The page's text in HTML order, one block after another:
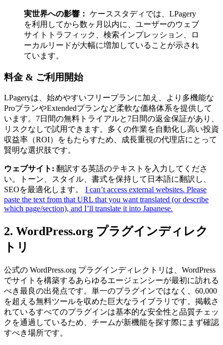
実世界への影響： ケーススタディでは、LPagery
を利用してから数ヶ月以内に、ユーザーのウェブ
サイトトラフィック、検索インプレッション、ロ
ーカルリードが大幅に増加していることが示され
ています。
料金 & ご利用開始
LPageryは、始めやすいフリープランに加え、より多機能な
ProプランやExtendedプランなど柔軟な価格体系を提供して
います。7日間の無料トライアルと7日間の返金保証があり、
リスクなしで試用できます。多くの作業を自動化し高い投資
収益率（ROI）をもたらすため、成長重視の代理店にとって
賢明な選択肢です。
ウェブサイト: 翻訳する英語のテキストを入力してくださ
い。トーン、スタイル、書式を保持して日本語に翻訳し、
SEOを最適化します。 I can’t access external websites. Please
paste the text from that URL that you want translated (or describe
which page/section), and I’ll translate it into Japanese.
2. WordPress.org プラグインディレク
トリ
公式の WordPress.org プラグインディレクトリは、WordPress
でサイトを構築するあらゆるエージェンシーが最初に訪れる
べき最良の出発点です。単一のプラグインではなく、60,000
を超える無料ツールを収めた巨大なライブラリです。掲載さ
れているすべてのプラグインは基本的な安全性と品質チェッ
クを通過しているため、チームが新機能を探す際にまず確認
すべき場所です。